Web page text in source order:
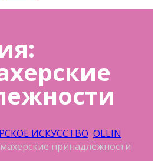
ИСКУССТВО OLLIN
принадлежности